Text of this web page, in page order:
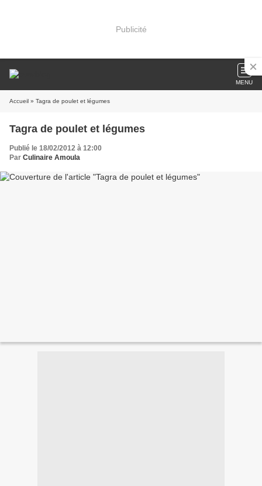
Publicité
MENU
Accueil » Tagra de poulet et légumes
Tagra de poulet et légumes
Publié le 18/02/2012 à 12:00
Par Culinaire Amoula